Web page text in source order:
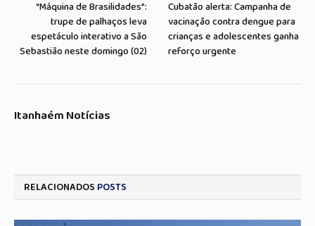
“Máquina de Brasilidades”:
trupe de palhaços leva
espetáculo interativo a São
Sebastião neste domingo (02)
Cubatão alerta: Campanha de
vacinação contra dengue para
crianças e adolescentes ganha
reforço urgente
Itanhaém Notícias
RELACIONADOS POSTS